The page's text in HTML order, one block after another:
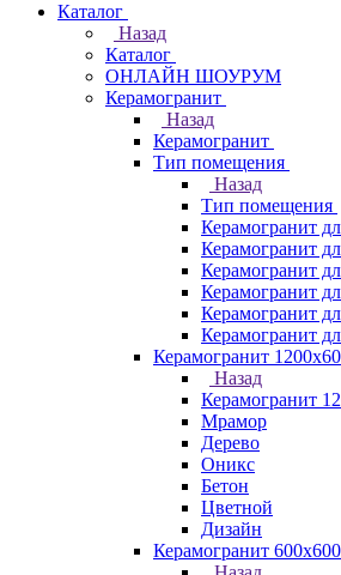
Каталог
Назад
Каталог
ОНЛАЙН ШОУРУМ
Керамогранит
Назад
Керамогранит
Тип помещения
Назад
Тип помещения
Керамогранит
Керамогранит
Керамогранит
Керамогранит
Керамогранит
Керамогранит
Керамогранит
Назад
Керамогранит
Мрамор
Дерево
Оникс
Бетон
Цветной
Дизайн
Керамогранит 600х600